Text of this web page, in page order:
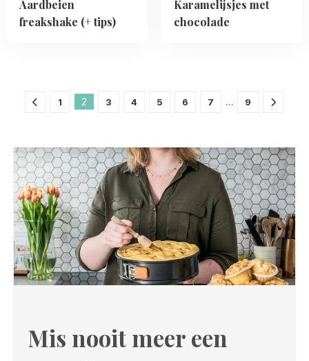
Aardbeien
freakshake (+ tips)
Karamelijsjes met
chocolade
1 2 3 4 5 6 7 … 9
Mis nooit meer een